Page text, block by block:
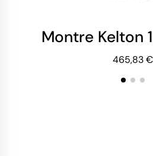
Montre Kelton
465,83 €